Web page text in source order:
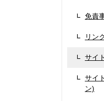
免責
リン
サイ
サイ
ン)